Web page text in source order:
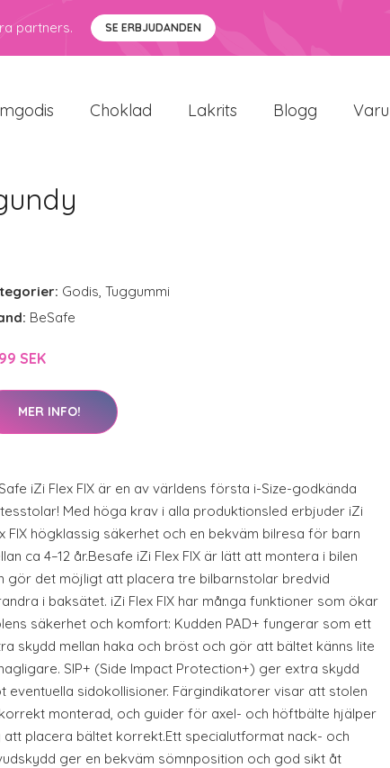
partners. SE ERBJUDANDEN
Choklad Lakrits Blogg
Godis, Tuggummi
BeSafe
SEK
MER INFO!
iZi Flex FIX är en av världens första i-Size-godkända
Med höga krav i alla produktionsled erbjuder iZi
FIX högklassig säkerhet och en bekväm bilresa för barn
ca 4–12 år.Besafe iZi Flex FIX är lätt att montera i bilen
gör det möjligt att placera tre bilbarnstolar bredvid
i baksätet. iZi Flex FIX har många funktioner som ökar
säkerhet och komfort: Kudden PAD+ fungerar som ett
skydd mellan haka och bröst och gör att bältet känns lite
SIP+ (Side Impact Protection+) ger extra skydd
eventuella sidokollisioner. Färgindikatorer visar att stolen
monterad, och guider för axel- och höftbälte hjälper
att placera bältet korrekt.Ett specialutformat nack- och
ger en bekväm sömnposition och god sikt åt